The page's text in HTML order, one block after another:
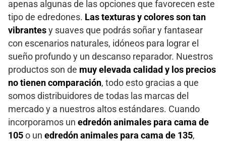
apenas algunas de las opciones que favorecen este
tipo de edredones. Las texturas y colores son tan
vibrantes y suaves que podrás soñar y fantasear
con escenarios naturales, idóneos para lograr el
sueño profundo y un descanso reparador. Nuestros
productos son de muy elevada calidad y los precios
no tienen comparación, todo esto gracias a que
somos distribuidores de todas las marcas del
mercado y a nuestros altos estándares. Cuando
incorporamos un edredón animales para cama de
105 o un edredón animales para cama de 135,